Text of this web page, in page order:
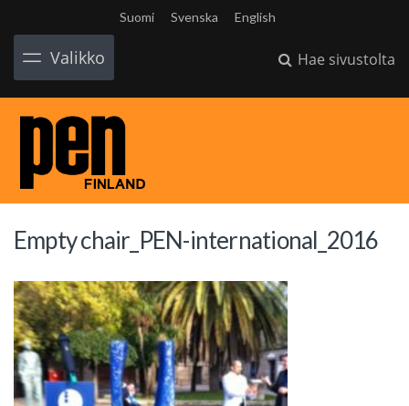
Suomi Svenska English
Valikko Hae sivustolta
Empty chair_PEN-international_2016